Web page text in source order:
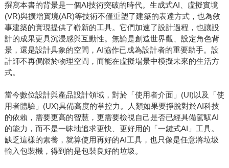
撰寫本書的背景是一個AI技術突破的時代。生成式AI、虛擬實境
(VR)與擴增實境(AR)等技術不僅重塑了建築的表達方式，也為敘
事建築的實現提供了嶄新的工具。它們加速了設計過程，也讓設
計的成果更具沉浸感與互動性。無論是創造世界觀、設定角色背
景，還是設計具象的空間，AI協作已成為設計者的重要助手。設
計師不再侷限於物理空間，而能在虛擬場景中模擬未來的生活方
式。
當今數位設計與產品設計領域，對於「使用者介面」(UI)以及「使
用者體驗」(UX)具備高度的掌控力。人類如果要掙脫對於AI科技
的依賴，需要更高的智慧，更需要檢視自己是否已經具備駕馭AI
的能力，而不是一昧地追求更快、更好用的「一鍵式AI」工具。
缺乏這樣的素養，就算使用再好的AI工具，也只像是任意將垃圾
輸入包裝機，得到的是包裝良好的垃圾。